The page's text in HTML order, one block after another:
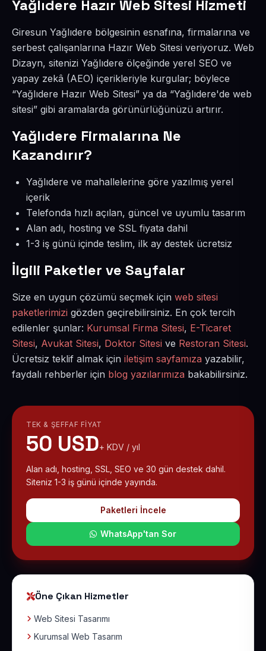
Yağlıdere Hazır Web Sitesi Hizmeti
Giresun Yağlıdere bölgesinin esnafına, firmalarına ve
serbest çalışanlarına Hazır Web Sitesi veriyoruz. Web
Dizayn, sitenizi Yağlıdere ölçeğinde yerel SEO ve
yapay zekâ (AEO) içerikleriyle kurgular; böylece
“Yağlıdere Hazır Web Sitesi” ya da “Yağlıdere'de web
sitesi” gibi aramalarda görünürlüğünüzü artırır.
Yağlıdere Firmalarına Ne
Kazandırır?
Yağlıdere ve mahallelerine göre yazılmış yerel
içerik
Telefonda hızlı açılan, güncel ve uyumlu tasarım
Alan adı, hosting ve SSL fiyata dahil
1-3 iş günü içinde teslim, ilk ay destek ücretsiz
İlgili Paketler ve Sayfalar
Size en uygun çözümü seçmek için web sitesi
paketlerimizi gözden geçirebilirsiniz. En çok tercih
edilenler şunlar: Kurumsal Firma Sitesi, E-Ticaret
Sitesi, Avukat Sitesi, Doktor Sitesi ve Restoran Sitesi.
Ücretsiz teklif almak için iletişim sayfamıza yazabilir,
faydalı rehberler için blog yazılarımıza bakabilirsiniz.
TEK & ŞEFFAF FIYAT
50 USD+ KDV / yıl
Alan adı, hosting, SSL, SEO ve 30 gün destek dahil.
Siteniz 1-3 iş günü içinde yayında.
Paketleri İncele
WhatsApp'tan Sor
Öne Çıkan Hizmetler
Web Sitesi Tasarımı
Kurumsal Web Tasarım